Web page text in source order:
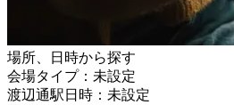
場所、日時から探す
会場タイプ：未設定
渡辺通駅日時：未設定